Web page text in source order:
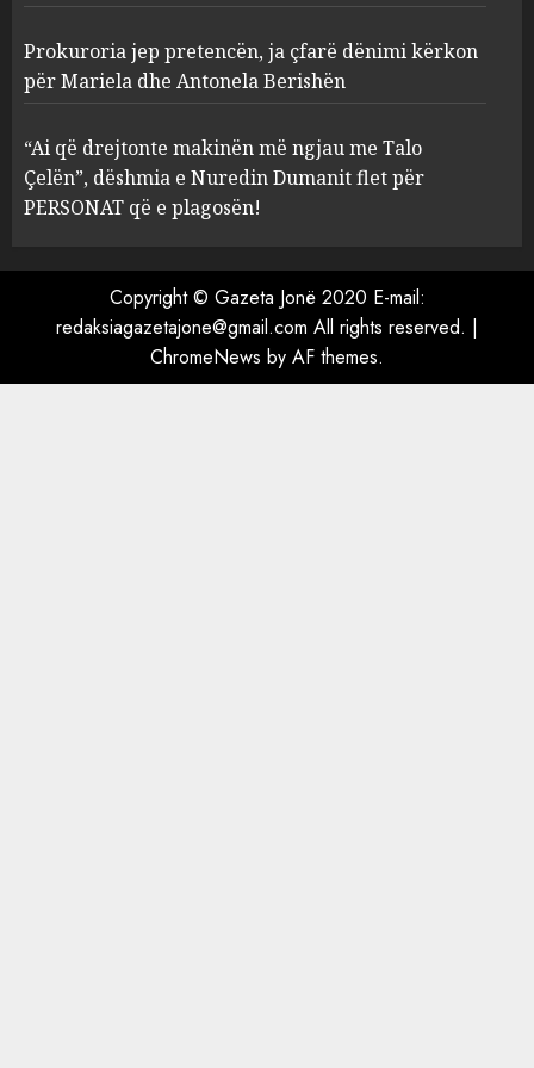
4
Prokuroria jep pretencën, ja
çfarë dënimi kërkon për
Berishën
MARCH 25, 2025
ngjau me Talo Çelën”,
dëshmia e Nuredin Dumanit
flet për PERSONAT që e
plagosën!
Prokuroria jep pretencën, ja çfarë dënimi kërkon
për Mariela dhe Antonela Berishën
“Ai që drejtonte makinën më ngjau me Talo
Çelën”, dëshmia e Nuredin Dumanit flet për
PERSONAT që e plagosën!
Copyright © Gazeta Jonë 2020 E-mail:
redaksiagazetajone@gmail.com All rights reserved. |
ChromeNews by AF themes.